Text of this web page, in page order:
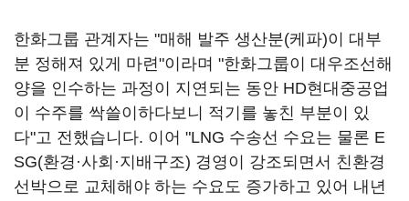
한화그룹 관계자는 "매해 발주 생산분(케파)이 대부
분 정해져 있게 마련"이라며 "한화그룹이 대우조선해
양을 인수하는 과정이 지연되는 동안 HD현대중공업
이 수주를 싹쓸이하다보니 적기를 놓친 부분이 있
다"고 전했습니다. 이어 "LNG 수송선 수요는 물론 E
SG(환경·사회·지배구조) 경영이 강조되면서 친환경
선박으로 교체해야 하는 수요도 증가하고 있어 내년